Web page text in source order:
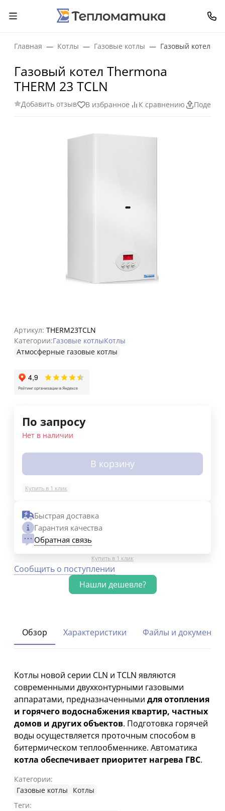
Главная Котлы Газовые котлы Газовый котел
Газовый котел Thermona
THERM 23 TCLN
Добавить отзыв В избранное К сравнению
Артикул: THERM23TCLN
Категории:Газовые котлыКотлы
Атмосферные газовые котлы
По запросу
Нет в наличии
В корзину
Купить в 1 клик
Быстрая доставка
Гарантия качества
Обратная связь
Купить в 1 клик
Сообщить о поступлении
Обзор Характеристики Файлы и документы
Котлы новой серии CLN и TCLN являются
современными двухконтурными газовыми
аппаратами, предназначенными для отопления
и горячего водоснабжения квартир, частных
домов и других объектов. Подготовка горячей
воды осуществляется проточным способом в
битермическом теплообменнике. Автоматика
котла обеспечивает приоритет нагрева ГВС.
Категории:
Газовые котлы
Котлы
Теги: